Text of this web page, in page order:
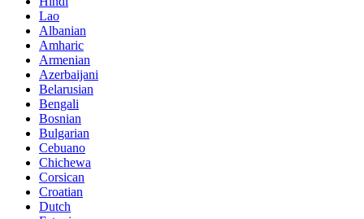
Lao
Albanian
Amharic
Armenian
Azerbaijani
Belarusian
Bengali
Bosnian
Bulgarian
Cebuano
Chichewa
Corsican
Croatian
Dutch